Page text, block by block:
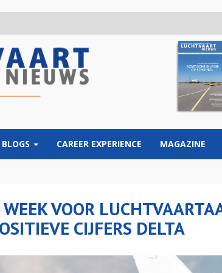
CAREER EXPERIENCE MAGAZINE
VOOR
CIJFERS DELTA